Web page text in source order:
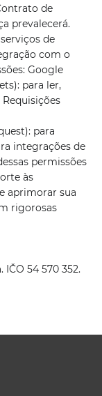
de
prevalecerá.
de
com o
Google
para ler,
para
integrações de
permissões
às
aprimorar sua
rigorosas
54 570 352.